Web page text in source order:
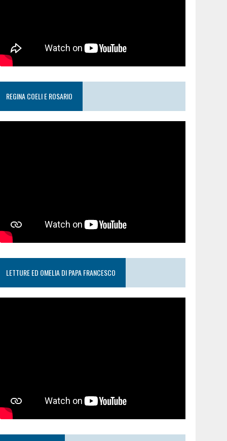
REGINA COELI E ROSARIO
LETTURE ED OMELIA DI PAPA FRANCESCO